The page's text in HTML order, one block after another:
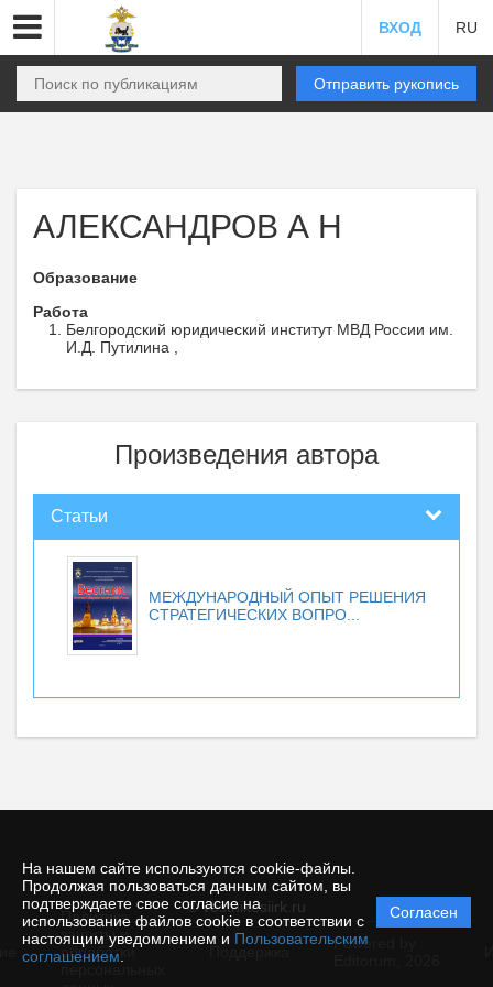
На нашем сайте используются cookie-файлы.
Продолжая пользоваться данным сайтом, вы
подтверждаете свое согласие на
использование файлов cookie в соответствии с
настоящим уведомлением и Пользовательским
соглашением
Согласен
ВХОД RU
Отправить рукопись
АЛЕКСАНДРОВ А Н
Образование
Работа
Белгородский юридический институт МВД России им.
И.Д. Путилина ,
Произведения автора
Статьи
МЕЖДУНАРОДНЫЙ ОПЫТ РЕШЕНИЯ
СТРАТЕГИЧЕСКИХ ВОПРО...
© vestnikesiirk.ru
Политика
защиты и
обработки
Powered by